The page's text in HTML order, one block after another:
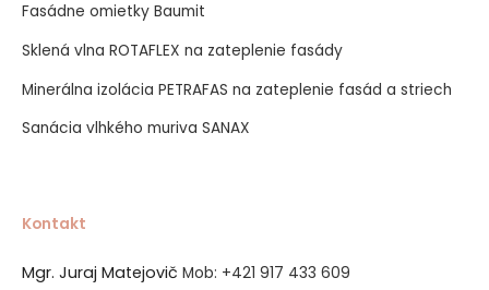
Fasádne omietky Baumit
Sklená vlna ROTAFLEX na zateplenie fasády
Minerálna izolácia PETRAFAS na zateplenie fasád a striech
Sanácia vlhkého muriva SANAX
Kontakt
Mgr. Juraj Matejovič Mob: +421 917 433 609